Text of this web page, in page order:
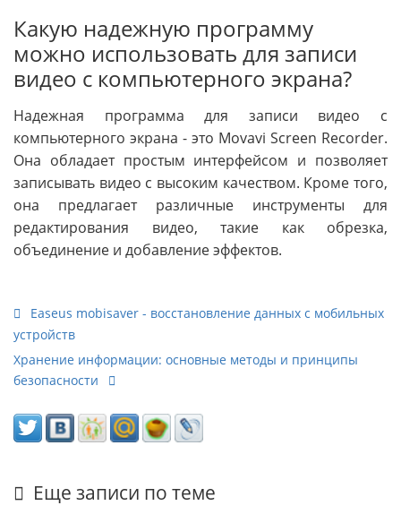
Какую надежную программу
можно использовать для записи
видео с компьютерного экрана?
Надежная программа для записи видео с
компьютерного экрана - это Movavi Screen Recorder.
Она обладает простым интерфейсом и позволяет
записывать видео с высоким качеством. Кроме того,
она предлагает различные инструменты для
редактирования видео, такие как обрезка,
объединение и добавление эффектов.
Easeus mobisaver - восстановление данных с мобильных
устройств
Хранение информации: основные методы и принципы
безопасности
Еще записи по теме